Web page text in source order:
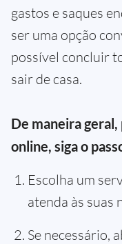
gastos e saques
ser uma opção
possível concluir
sair de casa.
De maneira
online, siga o
Escolha um
atenda às suas
Se necessário,